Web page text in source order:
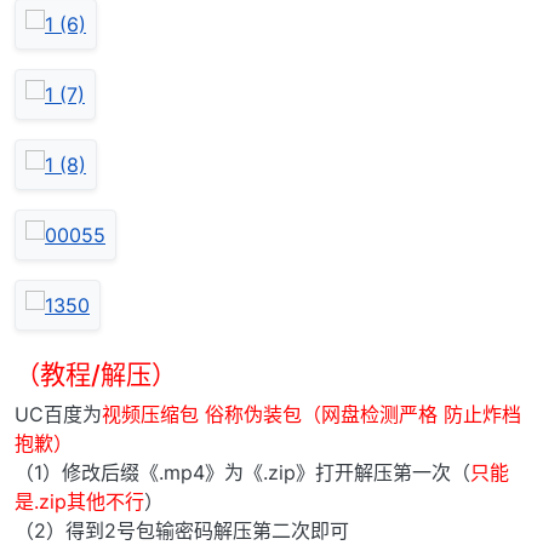
（教程/解压）
UC百度为视频压缩包 俗称伪装包（网盘检测严格 防止炸档
抱歉）
（1）修改后缀《.mp4》为《.zip》打开解压第一次（只能
是.zip其他不行）
（2）得到2号包输密码解压第二次即可